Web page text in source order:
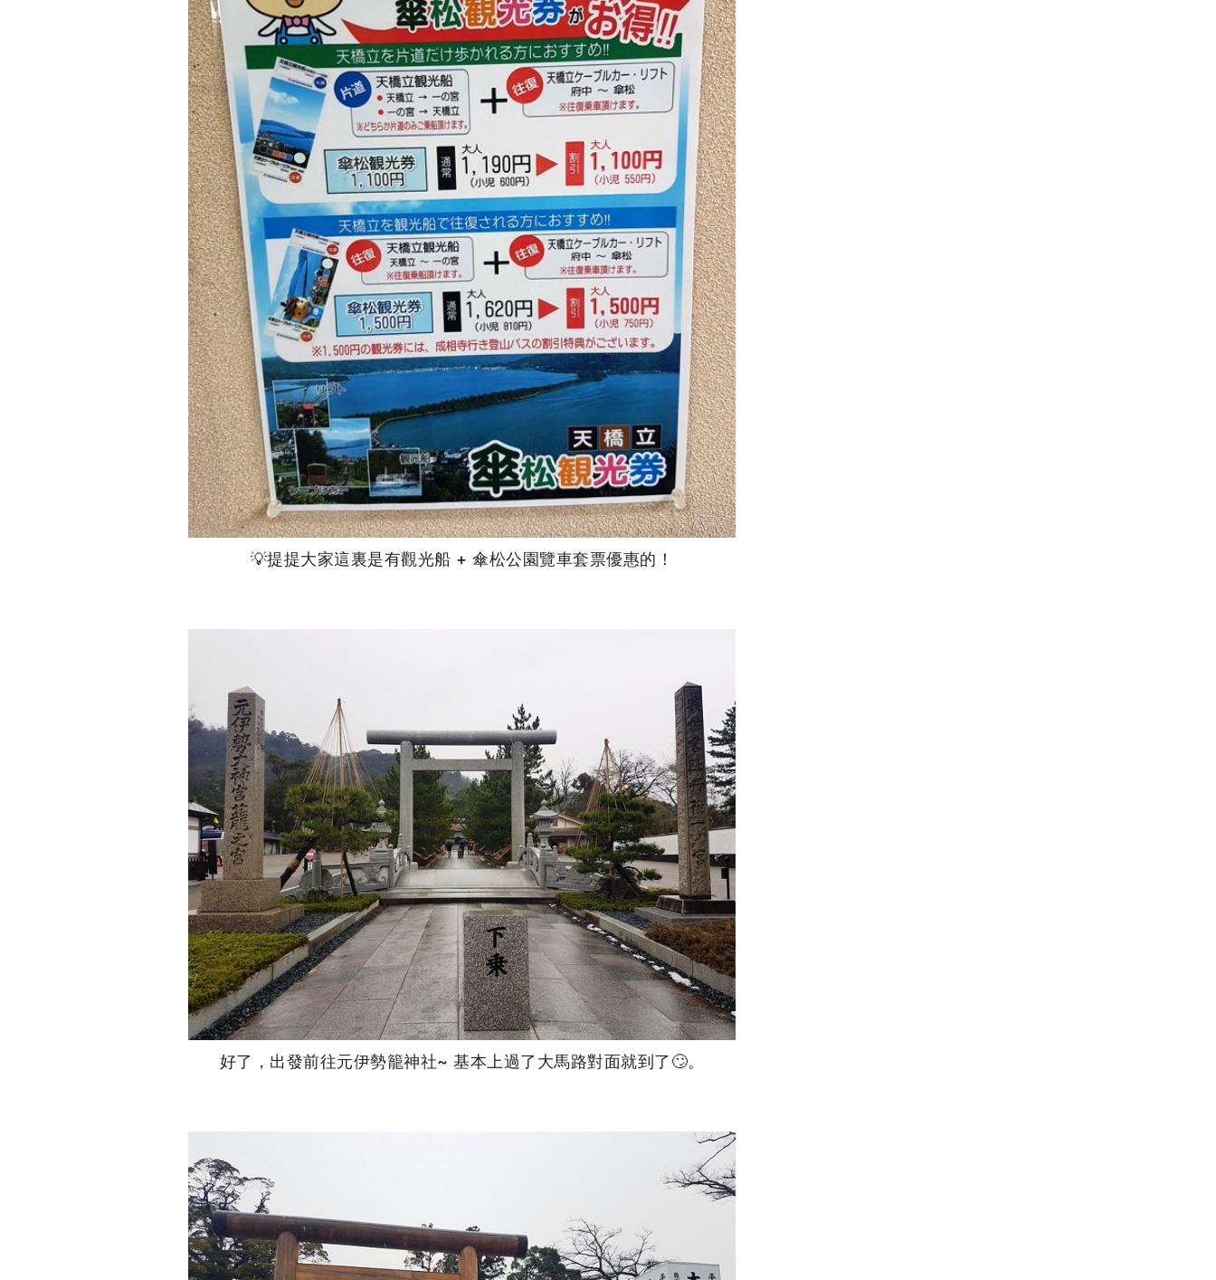
💡提提大家這裏是有觀光船 + 傘松公園覽車套票優惠的！
好了，出發前往元伊勢籠神社~ 基本上過了大馬路對面就到了🙄。